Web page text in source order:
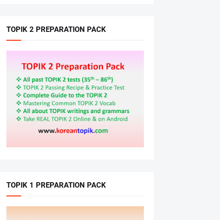
TOPIK 2 PREPARATION PACK
TOPIK 1 PREPARATION PACK